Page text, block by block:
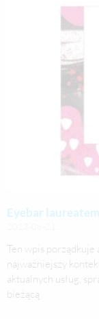
Eyebar
2023-08-21
Ten wpis porządkuje
najważniejszy
aktualnych usług,
bieżącą